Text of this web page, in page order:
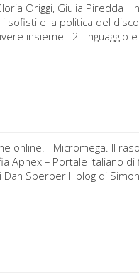
Origgi, Giulia Piredda
i sofisti e la politica del
insieme 2 Linguaggio
online. Micromega. Il
Aphex – Portale italiano
Sperber Il blog di